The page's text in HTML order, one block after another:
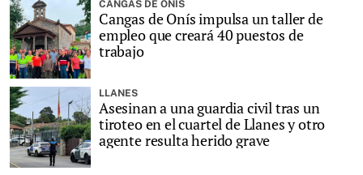
CANGAS DE ONÍS
Cangas de Onís impulsa un taller de
empleo que creará 40 puestos de
trabajo
LLANES
Asesinan a una guardia civil tras un
tiroteo en el cuartel de Llanes y otro
agente resulta herido grave